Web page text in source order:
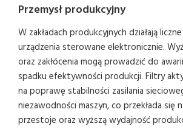
Przemysł produkcyjny
W zakładach produkcyjnych działają
urządzenia sterowane elektronicznie.
oraz zakłócenia mogą prowadzić do
spadku efektywności produkcji. Filtry
na poprawę stabilności zasilania
niezawodności maszyn, co przekłada się
przestoje oraz wyższą wydajność